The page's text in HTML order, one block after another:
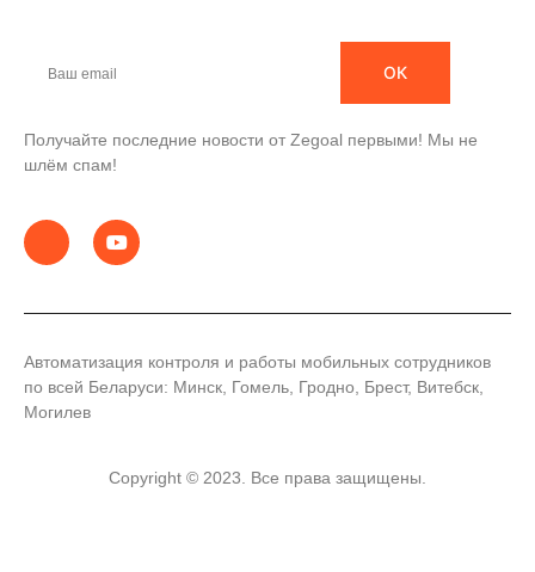
ОК
Получайте последние новости от Zegoal первыми! Мы не
шлём спам!
Автоматизация контроля и работы мобильных сотрудников
по всей Беларуси: Минск, Гомель, Гродно, Брест, Витебск,
Могилев
Copyright © 2023. Все права защищены.